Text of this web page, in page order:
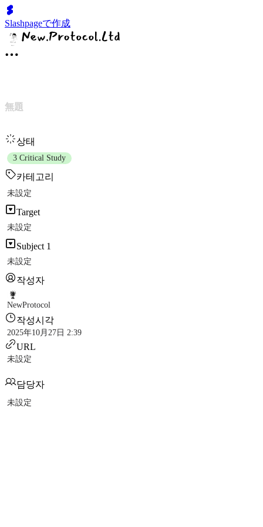
Slashpageで作成
無題
상태
3 Critical Study
카테고리
未設定
Target
未設定
Subject 1
未設定
작성자
NewProtocol
작성시각
2025年10月27日 2:39
URL
未設定
담당자
未設定